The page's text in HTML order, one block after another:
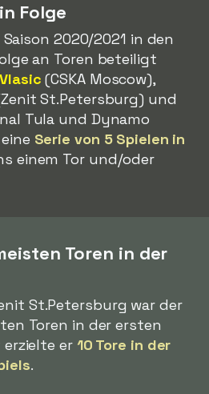
Folge
2020/2021 in den
an Toren beteiligt
(CSKA Moscow),
St.Petersburg) und
Tula und Dynamo
Serie von 5 Spielen in
einem Tor und/oder
Toren in der
St.Petersburg war der
Toren in der ersten
er 10 Tore in der
.